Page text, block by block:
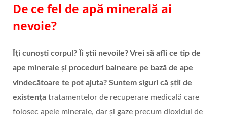
De ce fel de apă minerală ai
nevoie?
Îți cunoști corpul? Îi știi nevoile? Vrei să afli ce tip de
ape minerale și proceduri balneare pe bază de ape
vindecătoare te pot ajuta? Suntem siguri că știi de
existența tratamentelor de recuperare medicală care
folosec apele minerale, dar și gaze precum dioxidul de